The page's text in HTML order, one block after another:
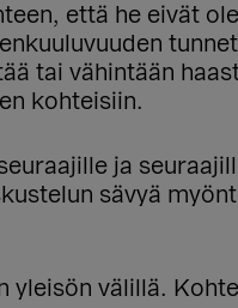
että he eivät
tai vähintään
kohteisiin.
ja
sävyä
yleisön välillä.